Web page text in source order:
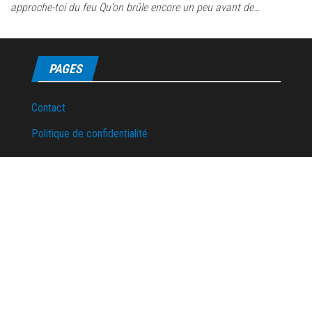
approche-toi du feu Qu’on brûle encore un peu avant de…
PAGES
Contact
Politique de confidentialité